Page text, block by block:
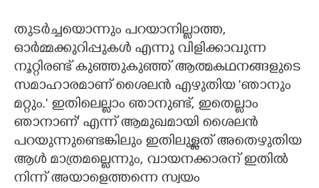
തുടർച്ചയൊന്നും പറയാനില്ലാത്ത,​
ഓർമ്മക്കുറിപ്പുകൾ എന്നു വിളിക്കാവുന്ന
നൂറ്റിരണ്ട് കുഞ്ഞുകുഞ്ഞ് ആത്മകഥനങ്ങളുടെ
സമാഹാരമാണ് ശൈലൻ എഴുതിയ 'ഞാനും
മറ്റും." ഇതിലെല്ലാം ഞാനുണ്ട്,​ ഇതെല്ലാം
ഞാനാണ്" എന്ന് ആമുഖമായി ശൈലൻ
പറയുന്നുണ്ടെങ്കിലും ഇതിലുള്ളത് അതെഴുതിയ
ആൾ മാത്രമല്ലെന്നും,​ വായനക്കാരന് ഇതിൽ
നിന്ന് അയാളെത്തന്നെ സ്വയം